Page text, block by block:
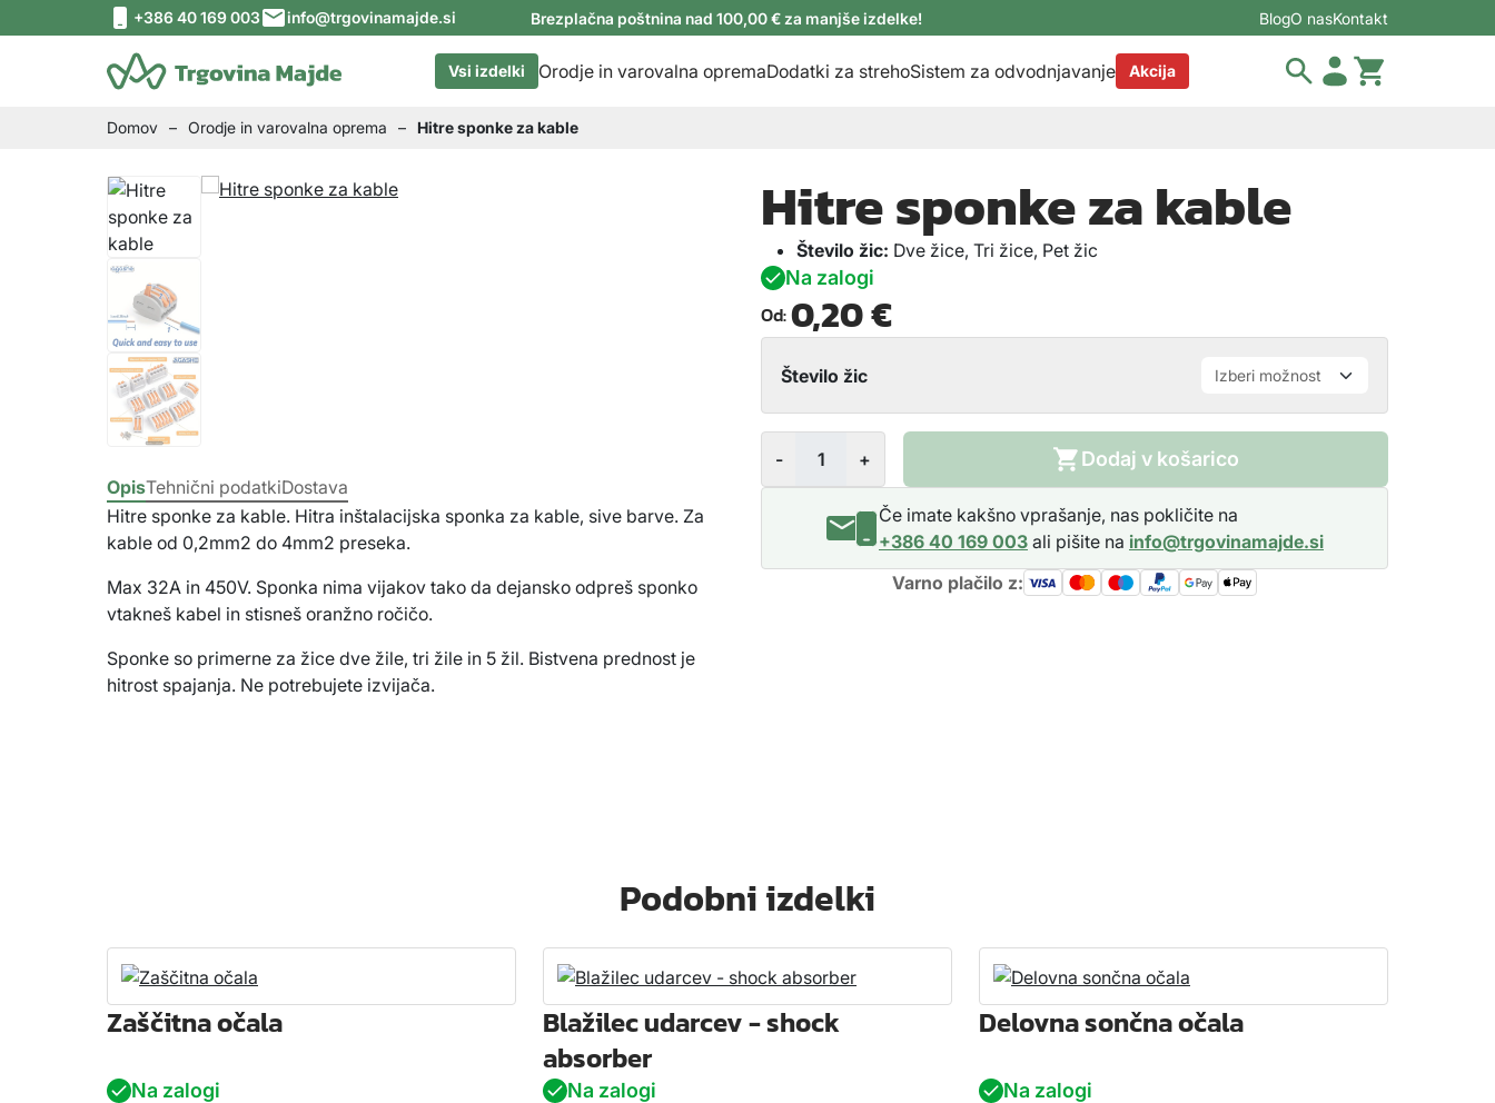
Skip to content +386 40 169 003 info@trgovinamajde.si Brezplačna poštnina nad 100,00 € za manjše izdelke! BlogO nasKontakt
Vsi izdelki Orodje in varovalna opremaDodatki za strehoSistem za odvodnjavanje Akcija
Domov – Orodje in varovalna oprema – Hitre sponke za kable
OpisTehnični podatkiDostava
Hitre sponke za kable. Hitra inštalacijska sponka za kable, sive barve. Za
kable od 0,2mm2 do 4mm2 preseka.
Max 32A in 450V. Sponka nima vijakov tako da dejansko odpreš sponko
vtakneš kabel in stisneš oranžno ročičo.
Sponke so primerne za žice dve žile, tri žile in 5 žil. Bistvena prednost je
hitrost spajanja. Ne potrebujete izvijača.
Hitre sponke za kable
Število žic: Dve žice, Tri žice, Pet žic
Na zalogi
Od:0,20€
Število žic
-
e
o
l
i
č
+ Dodaj v košarico
Če imate kakšno vprašanje, nas pokličite na
+386 40 169 003 ali pišite na info@trgovinamajde.si
Varno plačilo z:
Podobni izdelki
Zaščitna očala
Na zalogi
Blažilec udarcev - shock
absorber
Na zalogi
Delovna sončna očala
Na zalogi